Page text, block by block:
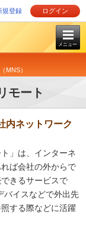
規登録 ログイン
メニュー
MNS）
モート
内ネットワーク
」は、インターネ
ば会社の外からで
きるサービスで
バイスなどで外出先
する際などに活躍